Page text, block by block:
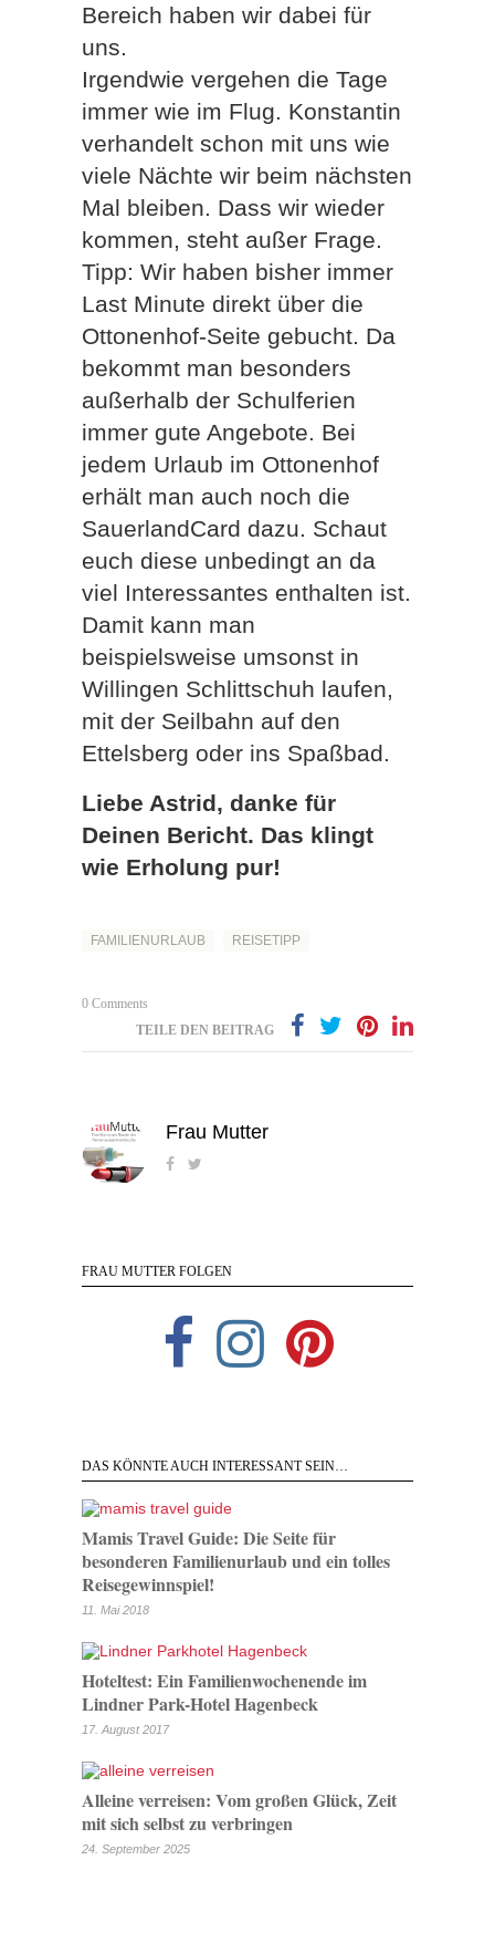
Bereich haben wir dabei für
uns.
Irgendwie vergehen die Tage
immer wie im Flug. Konstantin
verhandelt schon mit uns wie
viele Nächte wir beim nächsten
Mal bleiben. Dass wir wieder
kommen, steht außer Frage.
Tipp: Wir haben bisher immer
Last Minute direkt über die
Ottonenhof-Seite gebucht. Da
bekommt man besonders
außerhalb der Schulferien
immer gute Angebote. Bei
jedem Urlaub im Ottonenhof
erhält man auch noch die
SauerlandCard dazu. Schaut
euch diese unbedingt an da
viel Interessantes enthalten ist.
Damit kann man
beispielsweise umsonst in
Willingen Schlittschuh laufen,
mit der Seilbahn auf den
Ettelsberg oder ins Spaßbad.
Liebe Astrid, danke für
Deinen Bericht. Das klingt
wie Erholung pur!
FAMILIENURLAUB REISETIPP
0 Comments
TEILE DEN BEITRAG
Frau Mutter
FRAU MUTTER FOLGEN
DAS KÖNNTE AUCH INTERESSANT SEIN…
Mamis Travel Guide: Die Seite für
besonderen Familienurlaub und ein tolles
Reisegewinnspiel!
11. Mai 2018
Hoteltest: Ein Familienwochenende im
Lindner Park-Hotel Hagenbeck
17. August 2017
Alleine verreisen: Vom großen Glück, Zeit
mit sich selbst zu verbringen
24. September 2025